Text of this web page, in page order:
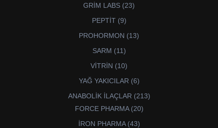
GRİM LABS 2323
PEPTİT 99
PROHORMON 1313
SARM 1111
VİTRİN 1010
YAĞ YAKICILAR 66
ANABOLİK İLAÇLAR 213213
FORCE PHARMA 2020
İRON PHARMA 4343